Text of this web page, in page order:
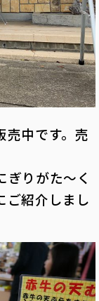
売中です。売
ぎりがた～く
ご紹介しまし